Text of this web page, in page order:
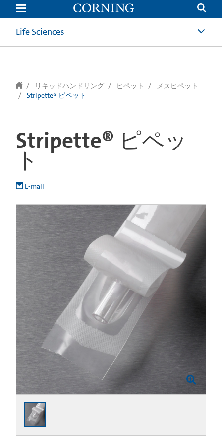
text.skipToContent
text.skipToNavigation
Life Sciences
リキッドハンドリング ピペット
メスピペット
Stripette® ピペット
Stripette® ピペッ
ト
E-mail